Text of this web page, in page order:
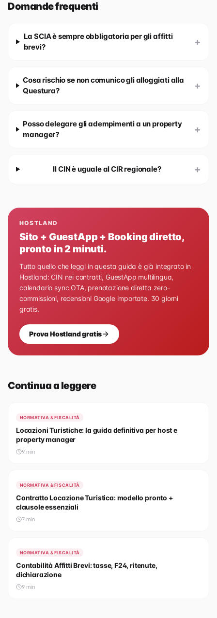
Domande frequenti
La SCIA è sempre obbligatoria per gli affitti
brevi?
+
Cosa rischio se non comunico gli alloggiati alla
Questura?
+
Posso delegare gli adempimenti a un property
manager?
+
Il CIN è uguale al CIR regionale? +
HOSTLAND
Sito + GuestApp + Booking diretto,
pronto in 2 minuti.
Tutto quello che leggi in questa guida è già integrato in
Hostland: CIN nei contratti, GuestApp multilingua,
calendario sync OTA, prenotazione diretta zero-
commissioni, recensioni Google importate. 30 giorni
gratis.
Prova Hostland gratis
Continua a leggere
NORMATIVA & FISCALITÀ
Locazioni Turistiche: la guida definitiva per host e
property manager
9min
NORMATIVA & FISCALITÀ
Contratto Locazione Turistica: modello pronto +
clausole essenziali
7min
NORMATIVA & FISCALITÀ
Contabilità Affitti Brevi: tasse, F24, ritenute,
dichiarazione
9min